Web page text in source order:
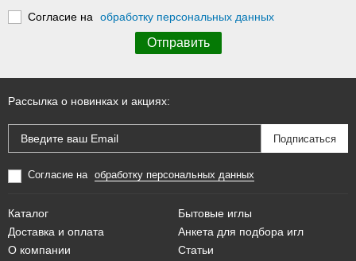
Согласие на обработку персональных данных
Рассылка о новинках и акциях:
Согласие на обработку персональных данных
Каталог
Доставка и оплата
О компании
Бытовые иглы
Анкета для подбора игл
Статьи